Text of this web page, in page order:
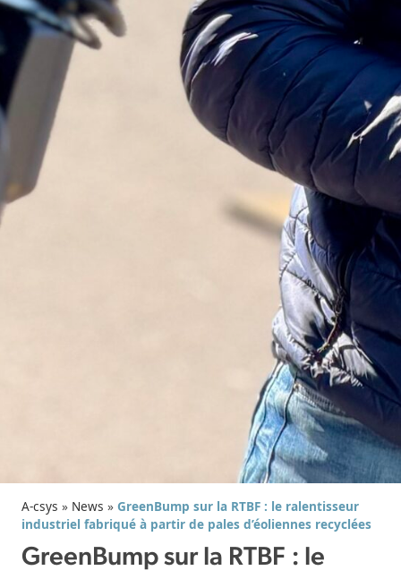
A-csys » News » GreenBump sur la RTBF : le ralentisseur
industriel fabriqué à partir de pales d’éoliennes recyclées
GreenBump sur la RTBF : le